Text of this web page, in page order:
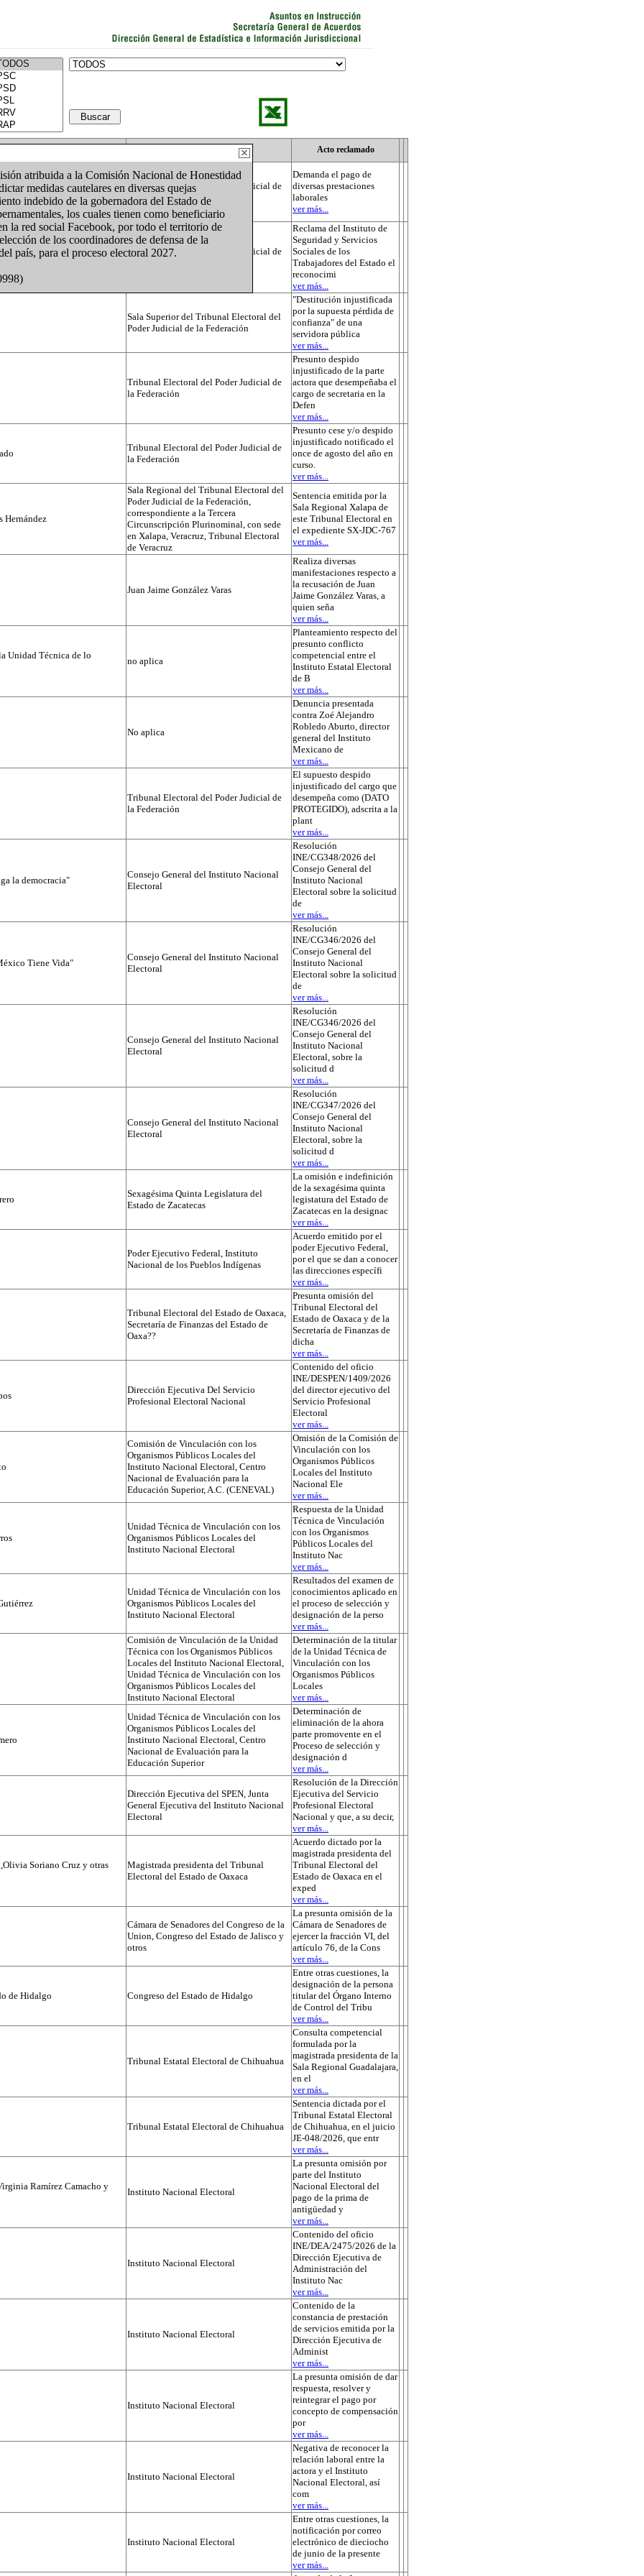
atribuida a la Comisión Nacional de Honestidad
medidas cautelares en diversas quejas
indebido de la gobernadora del Estado de
los cuales tienen como beneficiario
la red social Facebook, por todo el territorio de
de los coordinadores de defensa de la
país, para el proceso electoral 2027.
Acto reclamado
Tribunal Electoral del Poder Judicial de
la Federación
Demanda el pago de
diversas prestaciones
laborales
ver más...
Tribunal Electoral del Poder Judicial de
Reclama del Instituto de
Seguridad y Servicios
Sociales de los
Trabajadores del Estado el
reconocimi
ver más...
Sala Superior del Tribunal Electoral del
Poder Judicial de la Federación
"Destitución injustificada
por la supuesta pérdida de
confianza" de una
servidora pública
ver más...
Tribunal Electoral del Poder Judicial de
la Federación
Presunto despido
injustificado de la parte
actora que desempeñaba el
cargo de secretaria en la
Defen
ver más...
Tribunal Electoral del Poder Judicial de
la Federación
Presunto cese y/o despido
injustificado notificado el
once de agosto del año en
curso.
ver más...
Hernández
Sala Regional del Tribunal Electoral del
Poder Judicial de la Federación,
correspondiente a la Tercera
Circunscripción Plurinominal, con sede
en Xalapa, Veracruz, Tribunal Electoral
de Veracruz
Sentencia emitida por la
Sala Regional Xalapa de
este Tribunal Electoral en
el expediente SX-JDC-767
ver más...
Juan Jaime González Varas
Realiza diversas
manifestaciones respecto a
la recusación de Juan
Jaime González Varas, a
quien seña
ver más...
Unidad Técnica de lo
no aplica
Planteamiento respecto del
presunto conflicto
competencial entre el
Instituto Estatal Electoral
de B
ver más...
No aplica
Denuncia presentada
contra Zoé Alejandro
Robledo Aburto, director
general del Instituto
Mexicano de
ver más...
Tribunal Electoral del Poder Judicial de
la Federación
El supuesto despido
injustificado del cargo que
desempeña como (DATO
PROTEGIDO), adscrita a la
plant
ver más...
la democracia"
Consejo General del Instituto Nacional
Electoral
Resolución
INE/CG348/2026 del
Consejo General del
Instituto Nacional
Electoral sobre la solicitud
de
ver más...
Tiene Vida"
Consejo General del Instituto Nacional
Electoral
Resolución
INE/CG346/2026 del
Consejo General del
Instituto Nacional
Electoral sobre la solicitud
de
ver más...
Consejo General del Instituto Nacional
Electoral
Resolución
INE/CG346/2026 del
Consejo General del
Instituto Nacional
Electoral, sobre la
solicitud d
ver más...
Consejo General del Instituto Nacional
Electoral
Resolución
INE/CG347/2026 del
Consejo General del
Instituto Nacional
Electoral, sobre la
solicitud d
ver más...
Sexagésima Quinta Legislatura del
Estado de Zacatecas
La omisión e indefinición
de la sexagésima quinta
legistatura del Estado de
Zacatecas en la designac
ver más...
Poder Ejecutivo Federal, Instituto
Nacional de los Pueblos Indígenas
Acuerdo emitido por el
poder Ejecutivo Federal,
por el que se dan a conocer
las direcciones específi
ver más...
Tribunal Electoral del Estado de Oaxaca,
Secretaría de Finanzas del Estado de
Oaxa??
Presunta omisión del
Tribunal Electoral del
Estado de Oaxaca y de la
Secretaría de Finanzas de
dicha
ver más...
Dirección Ejecutiva Del Servicio
Profesional Electoral Nacional
Contenido del oficio
INE/DESPEN/1409/2026
del director ejecutivo del
Servicio Profesional
Electoral
ver más...
Comisión de Vinculación con los
Organismos Públicos Locales del
Instituto Nacional Electoral, Centro
Nacional de Evaluación para la
Educación Superior, A.C. (CENEVAL)
Omisión de la Comisión de
Vinculación con los
Organismos Públicos
Locales del Instituto
Nacional Ele
ver más...
Unidad Técnica de Vinculación con los
Organismos Públicos Locales del
Instituto Nacional Electoral
Respuesta de la Unidad
Técnica de Vinculación
con los Organismos
Públicos Locales del
Instituto Nac
ver más...
Unidad Técnica de Vinculación con los
Organismos Públicos Locales del
Instituto Nacional Electoral
Resultados del examen de
conocimientos aplicado en
el proceso de selección y
designación de la perso
ver más...
Comisión de Vinculación de la Unidad
Técnica con los Organismos Públicos
Locales del Instituto Nacional Electoral,
Unidad Técnica de Vinculación con los
Organismos Públicos Locales del
Instituto Nacional Electoral
Determinación de la titular
de la Unidad Técnica de
Vinculación con los
Organismos Públicos
Locales
ver más...
Unidad Técnica de Vinculación con los
Organismos Públicos Locales del
Instituto Nacional Electoral, Centro
Nacional de Evaluación para la
Educación Superior
Determinación de
eliminación de la ahora
parte promovente en el
Proceso de selección y
designación d
ver más...
Dirección Ejecutiva del SPEN, Junta
General Ejecutiva del Instituto Nacional
Electoral
Resolución de la Dirección
Ejecutiva del Servicio
Profesional Electoral
Nacional y que, a su decir,
ver más...
Soriano Cruz y otras
Magistrada presidenta del Tribunal
Electoral del Estado de Oaxaca
Acuerdo dictado por la
magistrada presidenta del
Tribunal Electoral del
Estado de Oaxaca en el
exped
ver más...
Cámara de Senadores del Congreso de la
Union, Congreso del Estado de Jalisco y
otros
La presunta omisión de la
Cámara de Senadores de
ejercer la fracción VI, del
artículo 76, de la Cons
ver más...
de Hidalgo Congreso del Estado de Hidalgo
Entre otras cuestiones, la
designación de la persona
titular del Órgano Interno
de Control del Tribu
ver más...
Tribunal Estatal Electoral de Chihuahua
Consulta competencial
formulada por la
magistrada presidenta de la
Sala Regional Guadalajara,
en el
ver más...
Tribunal Estatal Electoral de Chihuahua
Sentencia dictada por el
Tribunal Estatal Electoral
de Chihuahua, en el juicio
JE-048/2026, que entr
ver más...
Ramírez Camacho y
Instituto Nacional Electoral
La presunta omisión por
parte del Instituto
Nacional Electoral del
pago de la prima de
antigüedad y
ver más...
Instituto Nacional Electoral
Contenido del oficio
INE/DEA/2475/2026 de la
Dirección Ejecutiva de
Administración del
Instituto Nac
ver más...
Instituto Nacional Electoral
Contenido de la
constancia de prestación
de servicios emitida por la
Dirección Ejecutiva de
Administ
ver más...
Instituto Nacional Electoral
La presunta omisión de dar
respuesta, resolver y
reintegrar el pago por
concepto de compensación
por
ver más...
Instituto Nacional Electoral
Negativa de reconocer la
relación laboral entre la
actora y el Instituto
Nacional Electoral, así
com
ver más...
Instituto Nacional Electoral
Entre otras cuestiones, la
notificación por correo
electrónico de dieciocho
de junio de la presente
ver más...